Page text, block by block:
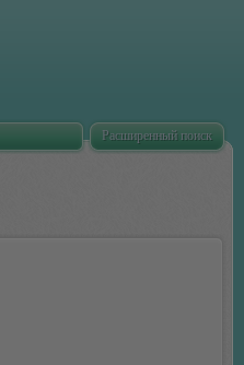
Расширенный поиск